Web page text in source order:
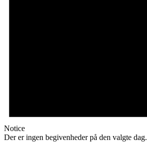
Notice
Der er ingen begivenheder på den valgte dag.